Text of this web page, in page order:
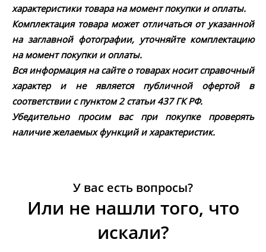
характеристики товара на момент покупки и оплаты.
Комплектация товара может отличаться от указанной
на заглавной фотографии, уточняйте комплектацию
на момент покупки и оплаты.
Вся информация на сайте о товарах носит справочный
характер и не является публичной офертой в
соответствии с пунктом 2 статьи 437 ГК РФ.
Убедительно просим вас при покупке проверять
наличие желаемых функций и характеристик.
У вас есть вопросы?
Или не нашли того, что
искали?